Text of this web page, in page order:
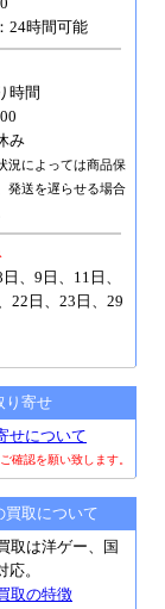
24時間可能
時間
み
況によっては商品保
発送を遅らせる場合
、9日、11日、
22日、23日、29
り寄せ
せについて
確認を願い致します。
取について
取は洋ゲー、国
応。
取の特徴